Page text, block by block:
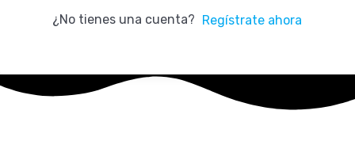
¿No tienes una cuenta? Regístrate ahora